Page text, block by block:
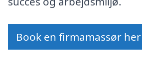
Book en firmamassør her